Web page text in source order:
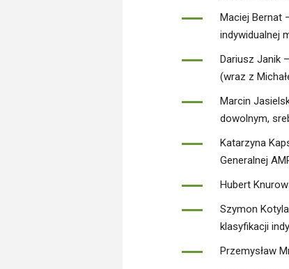
Maciej Bernat
indywidualnej
Dariusz Janik
(wraz z
Marcin
dowolnym,
Katarzyna
Generalnej
Hubert
Szymon
klasyfikacji
Przemysław